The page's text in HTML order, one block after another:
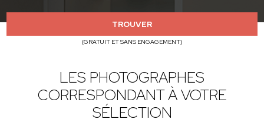
TROUVER
(GRATUIT ET SANS ENGAGEMENT)
LES PHOTOGRAPHES
CORRESPONDANT À VOTRE
SÉLECTION